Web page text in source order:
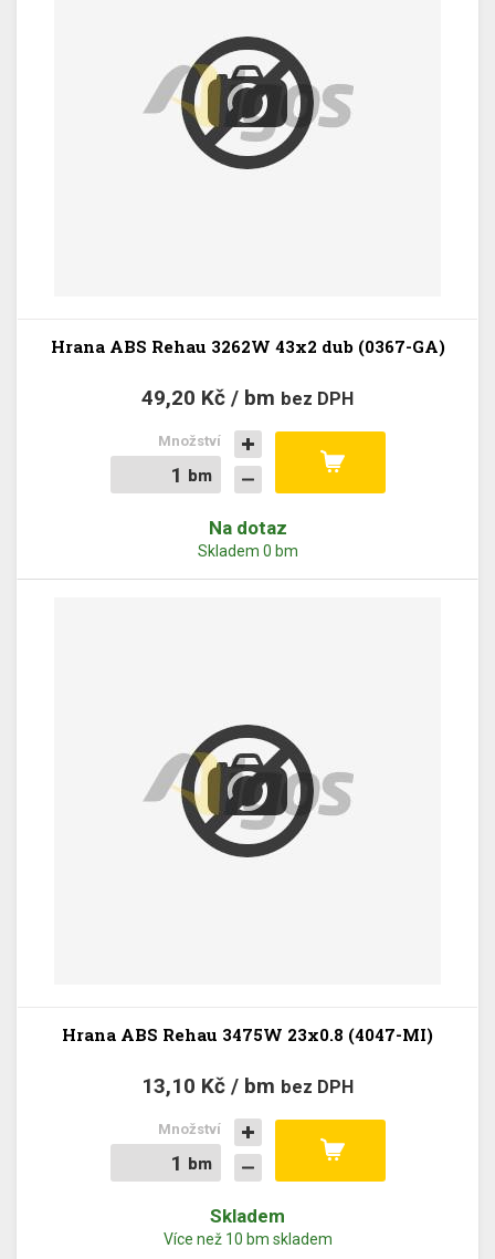
Hrana ABS Rehau 3262W 43x2 dub (0367-GA)
49,20 Kč / bm bez DPH
bm
bm
Množství
Na dotaz
Skladem 0 bm
Hrana ABS Rehau 3475W 23x0.8 (4047-MI)
13,10 Kč / bm bez DPH
bm
bm
Množství
Skladem
Více než 10 bm skladem